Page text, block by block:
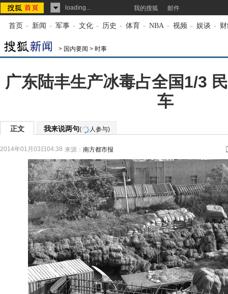
loading... 我的搜狐 邮件
首页 - 新闻 - 军事 - 文化 - 历史 - 体育 - NBA - 视频 - 娱谈 -
> 国内要闻 > 时事
广东陆丰生产冰毒占全国1/3
车
正文 我来说两句( 人参与)
2014年01月03日04:38 来源： 南方都市报